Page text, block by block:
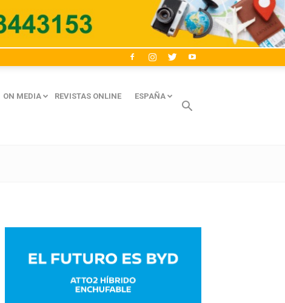
ON MEDIA REVISTAS ONLINE ESPAÑA